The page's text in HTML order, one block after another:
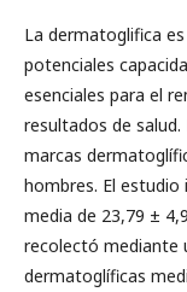
La dermatoglifica
potenciales
esenciales para el
resultados de
marcas
hombres. El estudio
media de 23,79 ±
recolectó mediante
dermatoglíficas